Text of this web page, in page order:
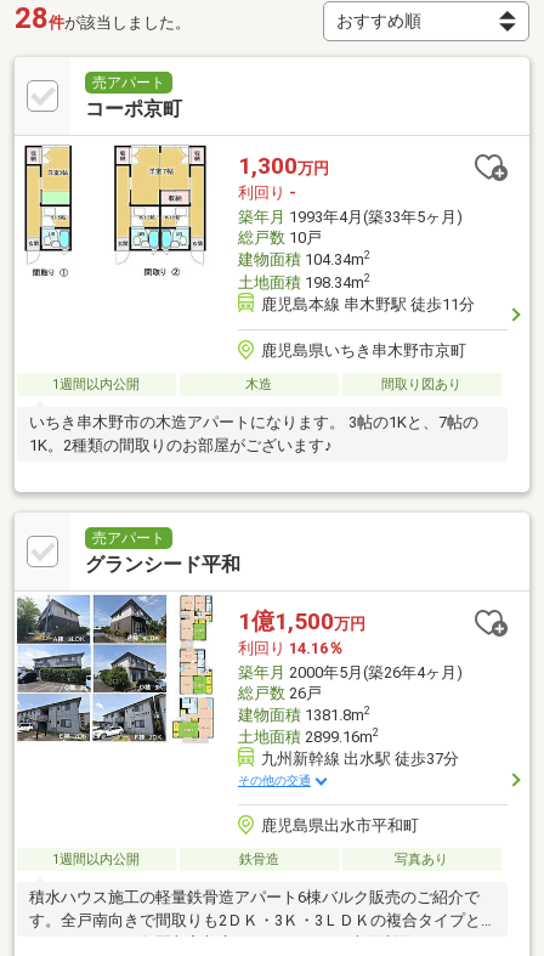
28件が該当しました。
売アパート
コーポ京町
1,300万円
利回り -
築年月 1993年4月(築33年5ヶ月)
総戸数10戸
建物面積104.34m2
土地面積198.34m2
鹿児島本線 串木野駅 徒歩11分
鹿児島県いちき串木野市京町
1週間以内公開 木造 間取り図あり
いちき串木野市の木造アパートになります。 3帖の1Kと、7帖の
1K。2種類の間取りのお部屋がございます♪
売アパート
グランシード平和
1億1,500万円
利回り 14.16％
築年月 2000年5月(築26年4ヶ月)
総戸数26戸
建物面積1381.8m2
土地面積2899.16m2
九州新幹線 出水駅 徒歩37分
その他の交通
鹿児島県出水市平和町
1週間以内公開 鉄骨造 写真あり
積水ハウス施工の軽量鉄骨造アパート6棟バルク販売のご紹介で
す。全戸南向きで間取りも2ＤＫ・3Ｋ・3ＬＤＫの複合タイプと